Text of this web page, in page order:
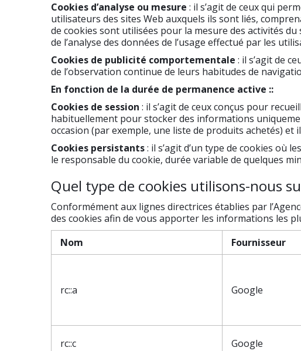
Cookies d’analyse ou mesure : il s’agit de ceux qui
utilisateurs des sites Web auxquels ils sont liés,
de cookies sont utilisées pour la mesure des activités
de l’analyse des données de l’usage effectué par les
Cookies de publicité comportementale : il s’agit de
de l’observation continue de leurs habitudes de
En fonction de la durée de permanence active ::
Cookies de session : il s’agit de ceux conçus pour
habituellement pour stocker des informations
occasion (par exemple, une liste de produits achetés) et
Cookies persistants: il s’agit d’un type de cookies où
le responsable du cookie, durée variable de quelques
Quel type de cookies utilisons-nous
Conformément aux lignes directrices établies par
des cookies afin de vous apporter les informations les
Nom
Fournisseur
rc::a Google
rc::c Google